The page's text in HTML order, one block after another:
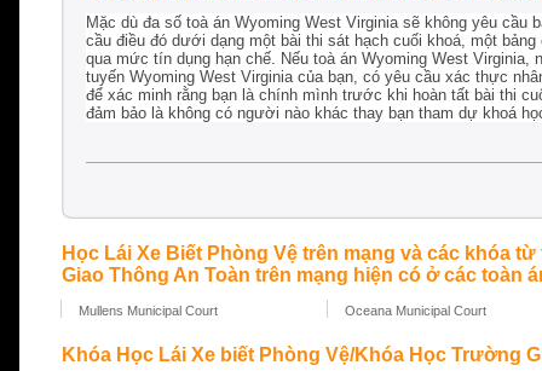
Mặc dù đa số toà án Wyoming West Virginia sẽ không yêu
cầu điều đó dưới dạng một bài thi sát hạch cuối khoá, một
qua mức tín dụng hạn chế. Nếu toà án Wyoming West
tuyến Wyoming West Virginia của bạn, có yêu cầu xác thực
để xác minh rằng bạn là chính mình trước khi hoàn tất bài thi
đảm bảo là không có người nào khác thay bạn tham dự khoá
Học Lái Xe Biết Phòng Vệ trên mạng và các khóa
Giao Thông An Toàn trên mạng hiện có ở các toàn
Mullens Municipal Court Oceana Municipal Court
Khóa Học Lái Xe biết Phòng Vệ/Khóa Học Trường